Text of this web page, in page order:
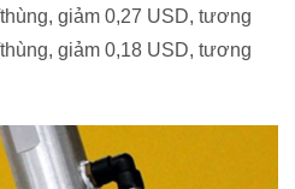
giảm 0,27 USD, tương
giảm 0,18 USD, tương